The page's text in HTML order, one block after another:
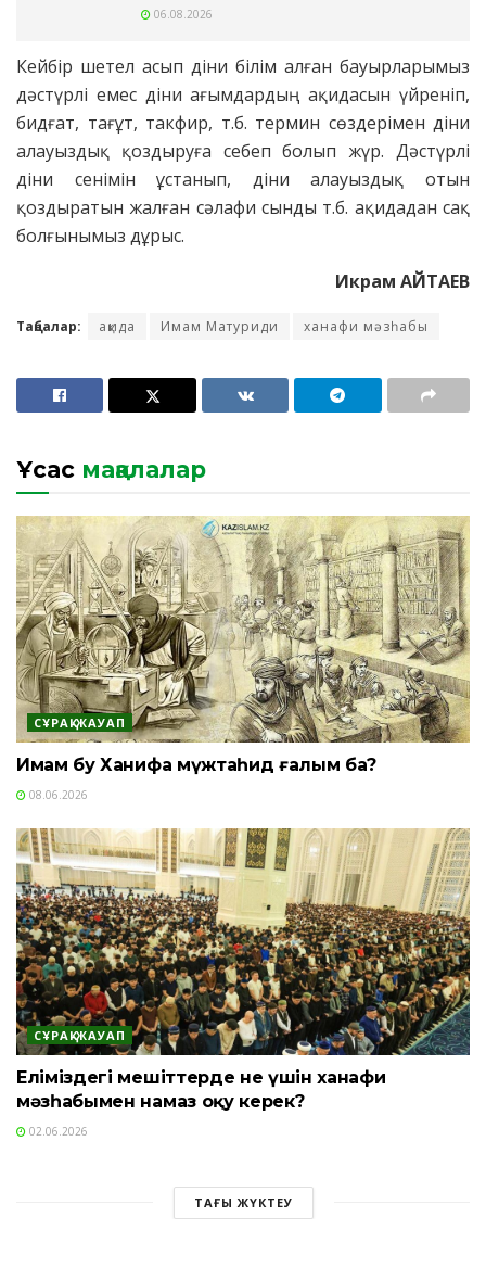
06.08.2026
Кейбір шетел асып діни білім алған бауырларымыз
дәстүрлі емес діни ағымдардың ақидасын үйреніп,
бидғат, тағұт, такфир, т.б. термин сөздерімен діни
алауыздық қоздыруға себеп болып жүр. Дәстүрлі
діни сенімін ұстанып, діни алауыздық отын
қоздыратын жалған сәлафи сынды т.б. ақидадан сақ
болғынымыз дұрыс.
Икрам АЙТАЕВ
Таңбалар: ақида Имам Матуриди ханафи мәзһабы
Ұқсас мақалалар
СҰРАҚ-ЖАУАП
Имам Әбу Ханифа мүжтаһид ғалым ба?
08.06.2026
СҰРАҚ-ЖАУАП
Еліміздегі мешіттерде не үшін ханафи
мәзһабымен намаз оқу керек?
02.06.2026
ТАҒЫ ЖҮКТЕУ